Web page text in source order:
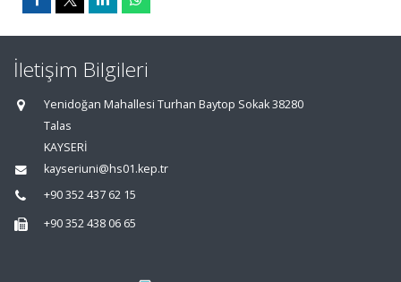
İletişim Bilgileri
Yenidoğan Mahallesi Turhan Baytop Sokak 38280
Talas
KAYSERİ
kayseriuni@hs01.kep.tr
+90 352 437 62 15
+90 352 438 06 65